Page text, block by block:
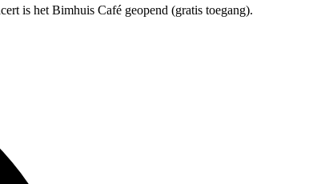
is het Bimhuis Café geopend (gratis toegang).